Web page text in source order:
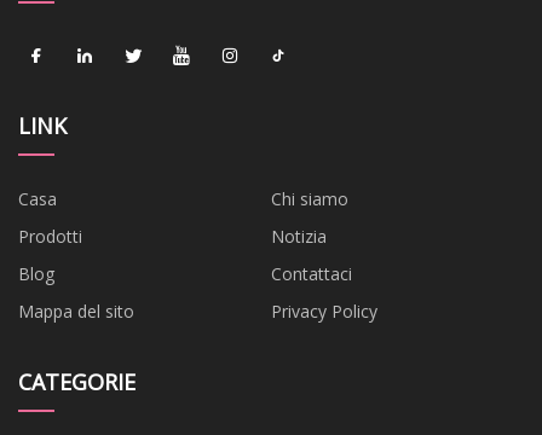
LINK
Casa
Chi siamo
Prodotti
Notizia
Blog
Contattaci
Mappa del sito
Privacy Policy
CATEGORIE